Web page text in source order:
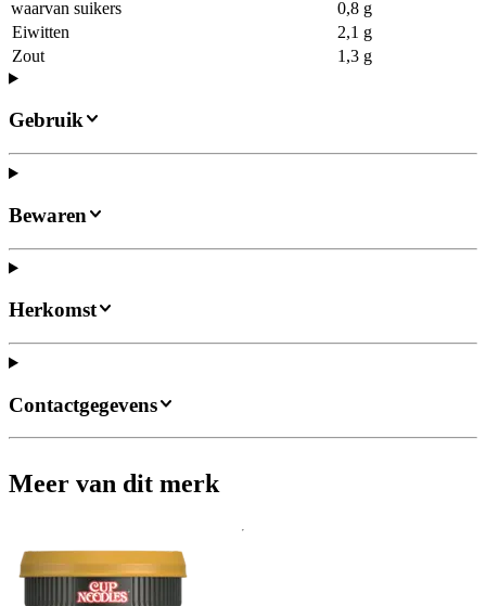
waarvan suikers
0,8 g
Eiwitten
2,1 g
Zout
1,3 g
Gebruik
Bewaren
Herkomst
Contactgegevens
Meer van dit merk